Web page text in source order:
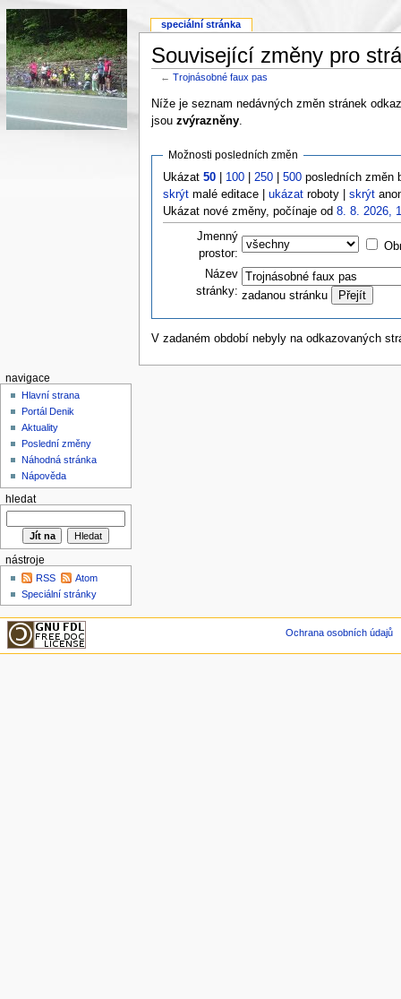
Související změny pro
←Trojnásobné faux pas
Níže je seznam nedávných změn stránek
jsou zvýrazněny.
Možnosti posledních změn
Ukázat50 100 250 |500 posledních změn
skrýt malé editace |ukázat roboty |skrýt
Ukázat nové změny, počínaje od8. 8. 2026,
Jmenný
prostor:
Název
stránky: zadanou stránku
V zadaném období nebyly na odkazovaných
speciální stránka
navigace
Hlavní strana
Portál Denik
Aktuality
Poslední změny
Náhodná stránka
Nápověda
hledat
nástroje
RSS
Atom
Speciální stránky
Ochrana osobních údajů